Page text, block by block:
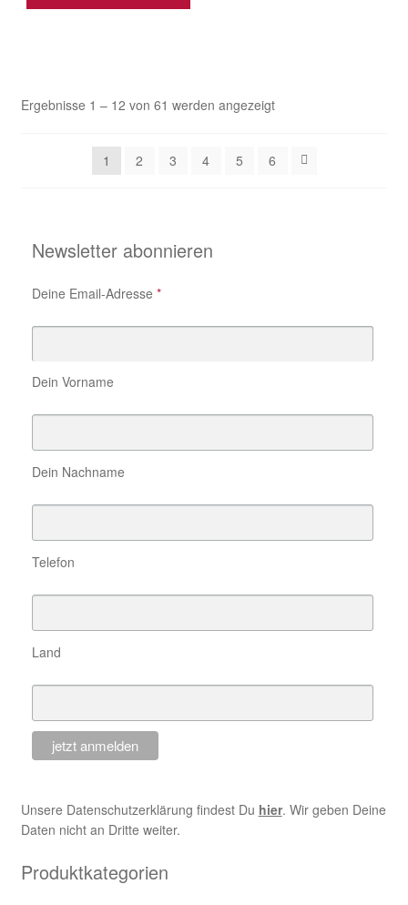
Ergebnisse 1 – 12 von 61 werden angezeigt
1 2 3 4 5 6
Newsletter abonnieren
Deine Email-Adresse *
Dein Vorname
Dein Nachname
Telefon
Land
Unsere Datenschutzerklärung findest Du hier. Wir geben Deine
Daten nicht an Dritte weiter.
Produktkategorien